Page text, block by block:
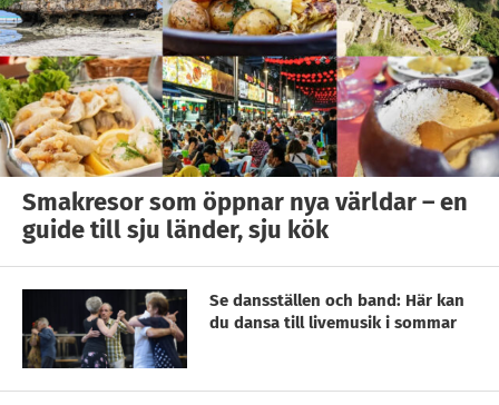
Smakresor som öppnar nya världar – en
guide till sju länder, sju kök
Se dansställen och band: Här kan
du dansa till livemusik i sommar